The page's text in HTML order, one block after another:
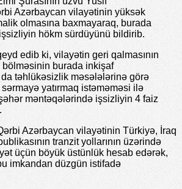
Azərbaycan vilayətinin yüksək
olmasına baxmayaraq, burada
hökm sürdüyünü bildirib.
edib ki, vilayətin geri qalmasının
burada inkişaf
təhlükəsizlik məsələlərinə görə
yatırmaq istəməməsi ilə
məntəqələrində işsizliyin 4 faiz
Azərbaycan vilayətinin Türkiyə, İraq
tranzit yollarının üzərində
üçün böyük üstünlük hesab edərək,
imkandan düzgün istifadə